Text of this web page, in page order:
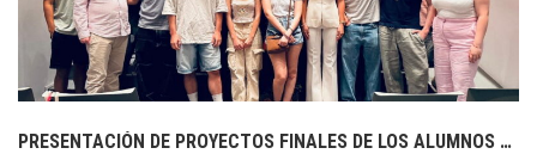
PRESENTACIÓN DE PROYECTOS FINALES DE LOS ALUMNOS DE 3º DE DISEÑO GRÁFICO